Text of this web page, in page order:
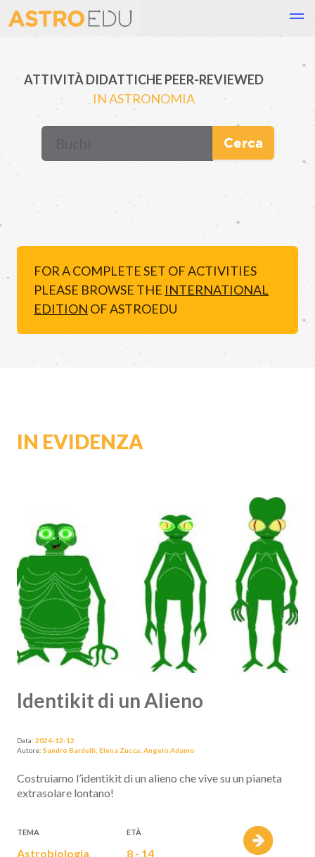
ATTIVITÀ DIDATTICHE PEER-REVIEWED
IN ASTRONOMIA
Cerca
FOR A COMPLETE SET OF ACTIVITIES
PLEASE BROWSE THE INTERNATIONAL
EDITION OF ASTROEDU
IN EVIDENZA
Identikit di un Alieno
Data: 2024-12-12
Autore: Sandro Bardelli; Elena Zucca; Angelo Adamo
Costruiamo l’identikit di un alieno che vive su un pianeta
extrasolare lontano!
TEMA
Astrobiologia
ETÀ
8 - 14